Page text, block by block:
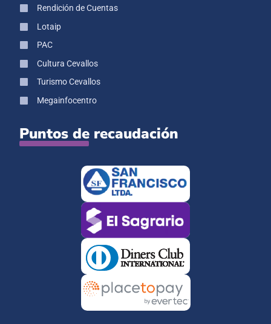
Rendición de Cuentas
Lotaip
PAC
Cultura Cevallos
Turismo Cevallos
Megainfocentro
Puntos de recaudación